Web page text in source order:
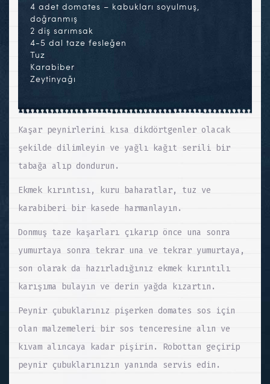
4 adet domates – kabukları soyulmuş,
doğranmış
2 diş sarımsak
4-5 dal taze fesleğen
Tuz
Karabiber
Zeytinyağı
Kaşar peynirlerini kısa dikdörtgenler olacak
şekilde dilimleyin ve yağlı kağıt serili bir
tabağa alıp dondurun.
Ekmek kırıntısı, kuru baharatlar, tuz ve
karabiberi bir kasede harmanlayın.
Donmuş taze kaşarları çıkarıp önce una sonra
yumurtaya sonra tekrar una ve tekrar yumurtaya,
son olarak da hazırladığınız ekmek kırıntılı
karışıma bulayın ve derin yağda kızartın.
Peynir çubuklarınız pişerken domates sos için
olan malzemeleri bir sos tenceresine alın ve
kıvam alıncaya kadar pişirin. Robottan geçirip
peynir çubuklarınızın yanında servis edin.